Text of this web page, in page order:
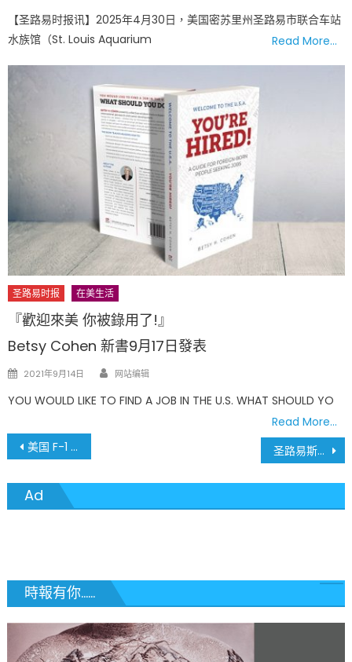
【圣路易时报讯】2025年4月30日，美国密苏里州圣路易市联合车站
水族馆（St. Louis Aquarium
Read More…
圣路易时报 在美生活
『歡迎來美 你被錄用了!』
Betsy Cohen 新書9月17日發表
Posted
2021年9月14日 Author
网站编辑
YOU WOULD LIKE TO FIND A JOB IN THE U.S. WHAT SHOULD YO
Read More…
文
章
導
美国 F-1 学生签证拒签率飙升至10年新高，近半数申请者遭拒！ 圣路易斯郡权力之争升级！目标: 郡部门主管问责权 4月8日选民将决定最终命运
Ad
時報有你......